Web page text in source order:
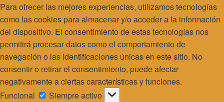
Para ofrecer las mejores experiencias, utilizamos tecnologías
como las cookies para almacenar y/o acceder a la información
del dispositivo. El consentimiento de estas tecnologías nos
permitirá procesar datos como el comportamiento de
navegación o las identificaciones únicas en este sitio. No
consentir o retirar el consentimiento, puede afectar
negativamente a ciertas características y funciones.
Funcional
Funcional
Siempre activo